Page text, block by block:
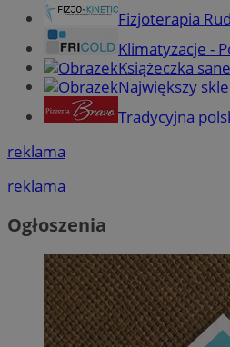
Fizjoterapia
Klimatyzacje -
Książeczka
Największy
Tradycyjna
reklama
reklama
Ogłoszenia